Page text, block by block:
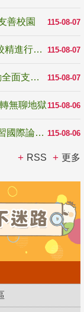
115-08-07
善校園
115-08-07
強化學習歷程檔案推動效能 國教署攜手學校精進行政與教學支持
115-08-07
迎接115學年度新進教師加入教育現場 啟動全面支持陪伴
115-08-06
無聊地獄
115-08-06
匯聚全球視野深化師生AI素養 2026數位學習國際論壇高雄登場
RSS 更多